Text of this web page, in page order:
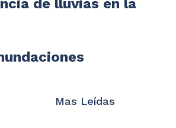
de lluvias en la
Mas Leídas